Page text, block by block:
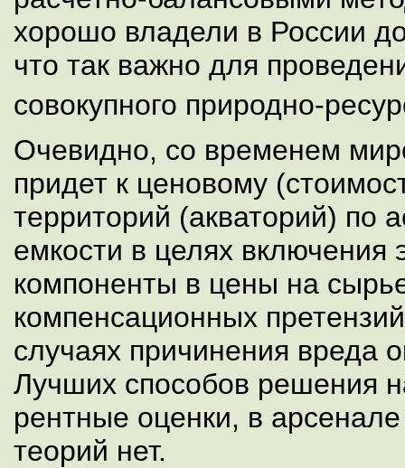
хорошо владели в России
что так важно для
совокупного природно-
Очевидно, со временем
придет к ценовому
территорий (акваторий) по
емкости в целях включения
компоненты в цены на
компенсационных
случаях причинения вреда
Лучших способов решения
рентные оценки, в
теорий нет.